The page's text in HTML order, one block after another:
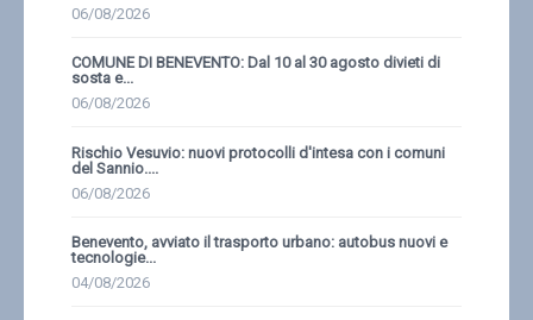
06/08/2026
COMUNE DI BENEVENTO: Dal 10 al 30 agosto divieti di
sosta e...
06/08/2026
Rischio Vesuvio: nuovi protocolli d'intesa con i comuni
del Sannio....
06/08/2026
Benevento, avviato il trasporto urbano: autobus nuovi e
tecnologie...
04/08/2026